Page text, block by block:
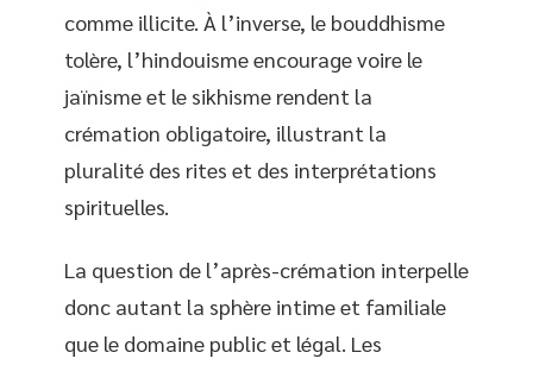
comme illicite. À l’inverse, le bouddhisme
tolère, l’hindouisme encourage voire le
jaïnisme et le sikhisme rendent la
crémation obligatoire, illustrant la
pluralité des rites et des interprétations
spirituelles.
La question de l’après-crémation interpelle
donc autant la sphère intime et familiale
que le domaine public et légal. Les